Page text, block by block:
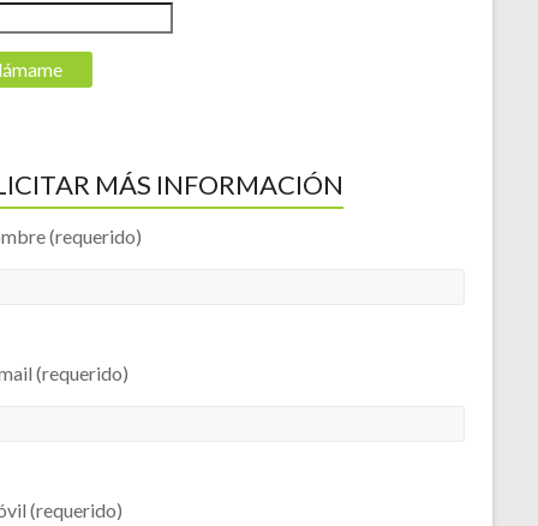
MÁS INFORMACIÓN
(requerido)
(requerido)
(requerido)